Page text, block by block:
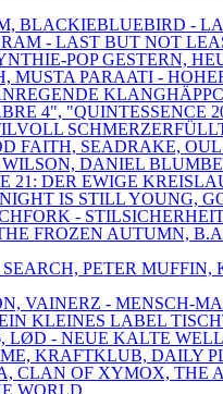
BLACKIEBLUEBIRD -
- LAST BUT NOT
POP GESTERN,
MUSTA PARAATI -
4", "QUINTESSENCE
FAITH, SEADRAKE,
DANIEL
21: DER EWIGE
IS STILL YOUNG,
-
FROZEN AUTUMN,
PETER
VAINERZ - MENSCH-
KLEINES LABEL
LØD - NEUE KALTE
KRAFTKLUB, DAILY
CLAN OF XYMOX, THE
WORLD